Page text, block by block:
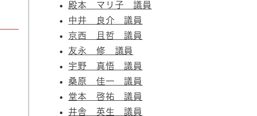
殿本 マリ子 議員
中井 良介 議員
京西 且哲 議員
友永 修 議員
宇野 真悟 議員
桑原 佳一 議員
堂本 啓祐 議員
井舎 英生 議員